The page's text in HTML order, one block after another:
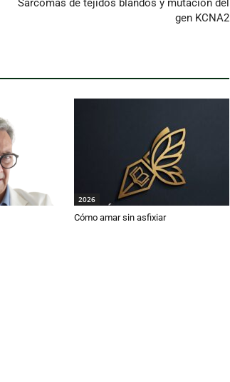
gen KCNA2
2026
Cómo amar sin asfixiar